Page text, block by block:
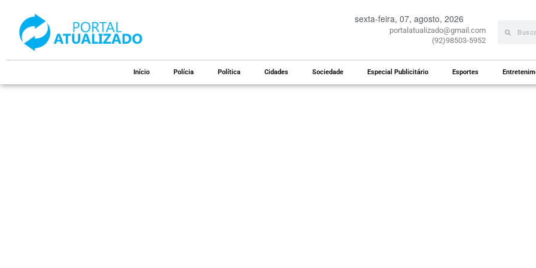
sexta-feira, 07, agosto, 2026
portalatualizado@gmail.com
(92)98503-5952
Início Polícia Política Cidades Sociedade Especial Publicitário Esportes